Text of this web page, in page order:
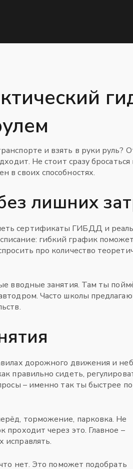
и взять в руки руль?
Не стоит сразу бросаться
в своих способностях.
лишних
сертификаты ГИБДД и
гибкий график поможет
про количество
вводные занятия. Там ты
Часто школы
дорожного движения и
правильно сидеть,
– именно так ты быстрее
торможение, парковка. Не
проходит через это. Главное –
исправлять.
нет. Это поможет подобрать